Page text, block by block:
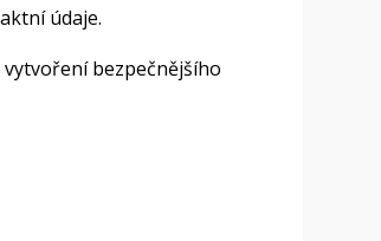
údaje.
vytvoření bezpečnějšího